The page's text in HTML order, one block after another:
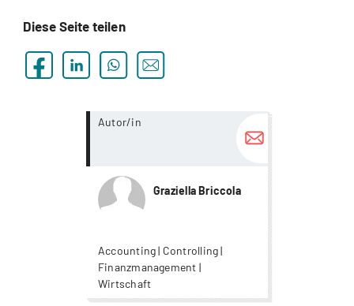
Diese Seite teilen
Autor/in
Graziella Briccola
Accounting | Controlling |
Finanzmanagement |
Wirtschaft
more...